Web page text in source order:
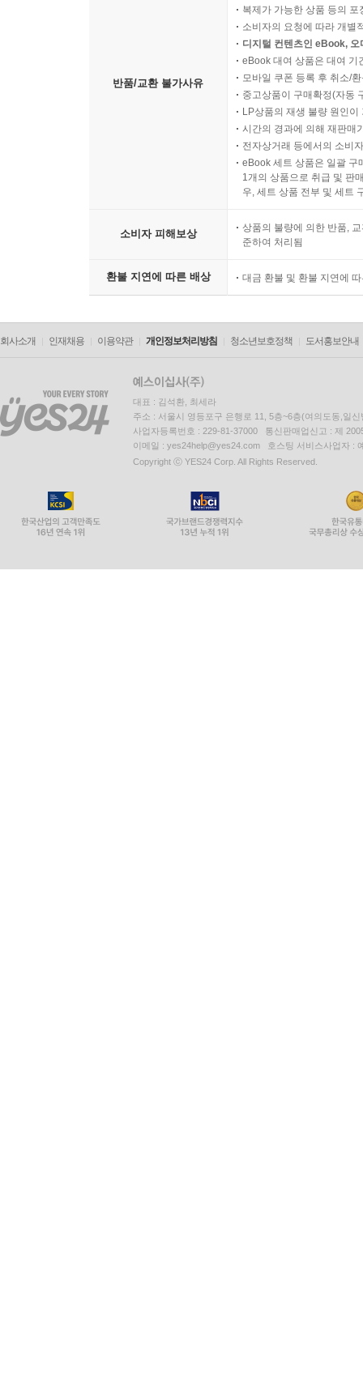
반품/교환 불가사유
복제가 가능한 상품 등의
소비자의 요청에 따라 개별
디지털 컨텐츠인 eBook,
eBook 대여 상품은 대여 기
모바일 쿠폰 등록 후 취소/
중고상품이 구매확정(자동
LP상품의 재생 불량 원인
시간의 경과에 의해 재판매
전자상거래 등에서의 소비
eBook 세트 상품은 일괄 구
1개의 상품으로 취급 및 판
우, 세트 상품 전부 및 세트
소비자 피해보상
상품의 불량에 의한 반품,
준하여 처리됨
환불 지연에 따른 배상 대금 환불 및 환불 지연에
회사소개 인재채용 이용약관 개인정보처리방침 청소년보호정책 도서홍보안내
대표 : 김석환, 최세라
주소 : 서울시 영등포구 은행로 11, 5층~6층(여의도동,일신
사업자등록번호 : 229-81-37000 통신판매업신고 : 제
이메일 : yes24help@yes24.com 호스팅 서비스사업자 :
Copyright ⓒ YES24 Corp. All Rights Reserved.